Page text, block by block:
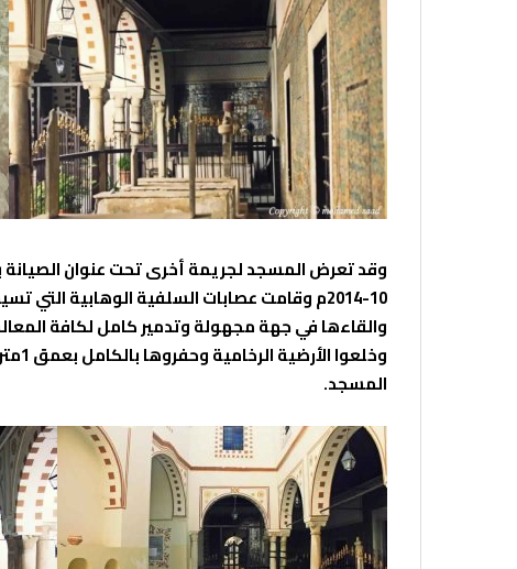
10-2014م وقامت عصابات السلفية الوهابية
والقاءها في جهة مجهولة وتدمير كامل لكافة
المسجد.